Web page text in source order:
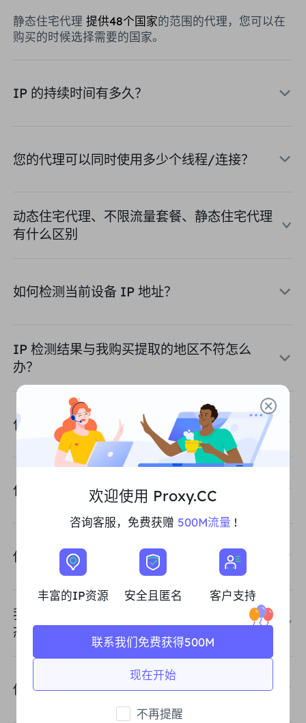
查看所有
免费代理名单
美国
俄罗斯
我应该选择哪种代理类型：动态
住宅代理、不限流量套餐、静态
购买后如何提取 IP
更多的集成
Việt Nam
Português
静态住宅代理 提供48个国家的范围的代理，您可以在
购买的时候选择需要的国家。
IP 的持续时间有多久？
您的代理可以同时使用多少个线程/连接？
动态住宅代理、不限流量套餐、静态住宅代理
有什么区别
如何检测当前设备 IP 地址？
IP 检测结果与我购买提取的地区不符怎么
办？
什么是静态住宅代理？
什么是不限流量套餐？
你们支持API 认证提取方式吗？
我应该选择哪种代理类型：动态住宅代理、静
态住宅代理、不限流量套餐？
你们提供哪些代理，IPv4 还是 IPv6？
欢迎使用 Proxy.CC
咨询客服，免费获赠 500M流量 !
丰富的IP资源 安全且匿名 客户支持
现在开始
联系我们免费获得500M
不再提醒